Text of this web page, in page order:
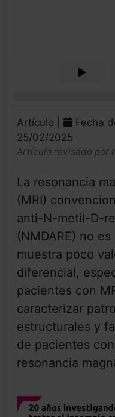
Artículo |
Fecha
25/02/2025
Artículo revisado por
La resonancia
(MRI)
anti-N-metil-D-
(NMDARE) no
muestra poco
diferencial,
pacientes con
caracterizar
estructurales y
de pacientes
resonancia